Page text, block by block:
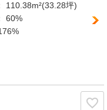
110.38m²(33.28坪)
60%